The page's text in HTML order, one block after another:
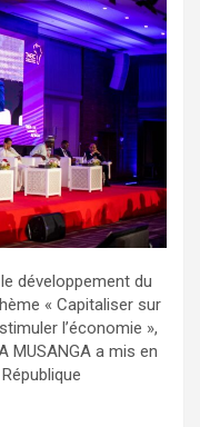
développement du
« Capitaliser sur
l’économie »,
MUSANGA a mis en